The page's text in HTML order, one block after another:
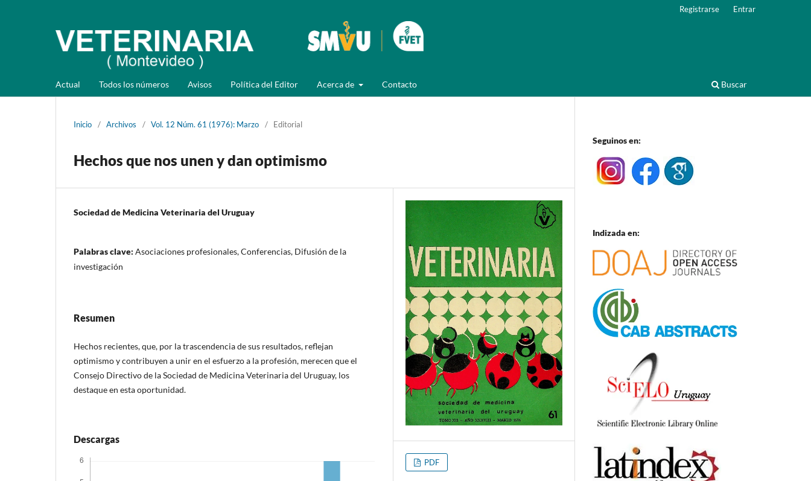
Actual Todos los números Avisos Política del Editor Acerca de Contacto Buscar
Registrarse Entrar
Inicio / Archivos / Vol. 12 Núm. 61 (1976): Marzo / Editorial
Hechos que nos unen y dan optimismo
Sociedad de Medicina Veterinaria del Uruguay
Palabras clave: Asociaciones profesionales, Conferencias, Difusión de la
investigación
Resumen
Hechos recientes, que, por la trascendencia de sus resultados, reflejan
optimismo y contribuyen a unir en el esfuerzo a la profesión, merecen que el
Consejo Directivo de la Sociedad de Medicina Veterinaria del Uruguay, los
destaque en esta oportunidad.
Descargas
PDF
Seguinos en:
Indizada en: